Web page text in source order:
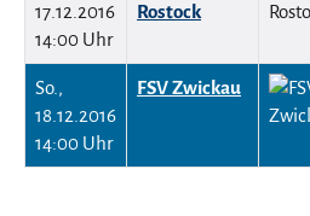
17.12.2016
14:00 Uhr
Rostock
So.,
18.12.2016
14:00 Uhr
FSV Zwickau